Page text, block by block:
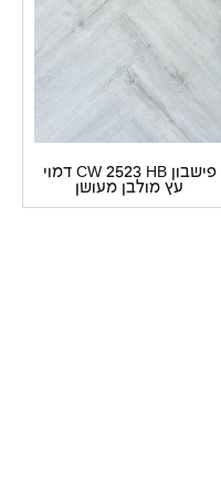
פישבון CW 2523 HB דמוי
עץ מולבן מעושן